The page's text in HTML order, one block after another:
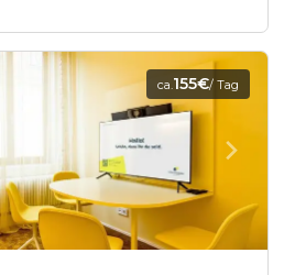
ca.155€/ Tag